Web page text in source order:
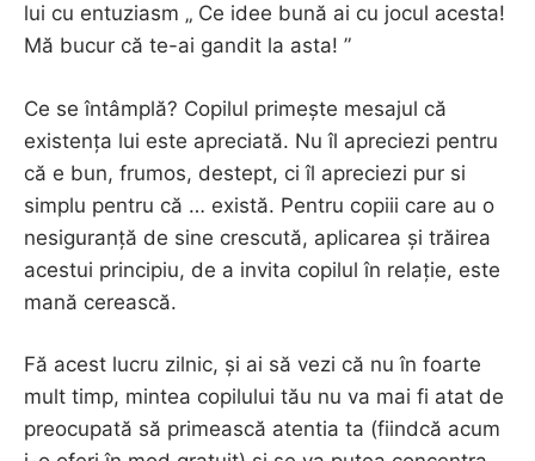
lui cu entuziasm „ Ce idee bună ai cu jocul acesta!
Mă bucur că te-ai gandit la asta! ”
Ce se întâmplă? Copilul primește mesajul că
existența lui este apreciată. Nu îl apreciezi pentru
că e bun, frumos, destept, ci îl apreciezi pur si
simplu pentru că … există. Pentru copiii care au o
nesiguranță de sine crescută, aplicarea și trăirea
acestui principiu, de a invita copilul în relație, este
mană cerească.
Fă acest lucru zilnic, și ai să vezi că nu în foarte
mult timp, mintea copilului tău nu va mai fi atat de
preocupată să primească atentia ta (fiindcă acum